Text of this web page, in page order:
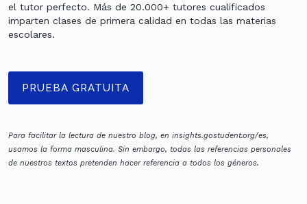
el tutor perfecto. Más de 20.000+ tutores cualificados
imparten clases de primera calidad en todas las materias
escolares.
PRUEBA GRATUITA
Para facilitar la lectura de nuestro blog, en insights.gostudent.org/es,
usamos la forma masculina. Sin embargo, todas las referencias personales
de nuestros textos pretenden hacer referencia a todos los géneros.